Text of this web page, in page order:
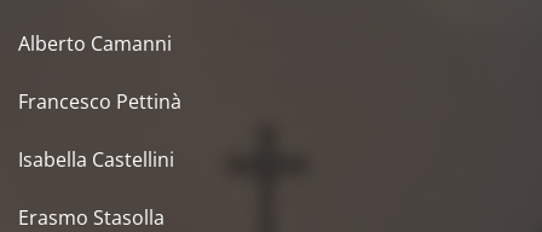
Alberto Camanni
Francesco Pettinà
Isabella Castellini
Erasmo Stasolla